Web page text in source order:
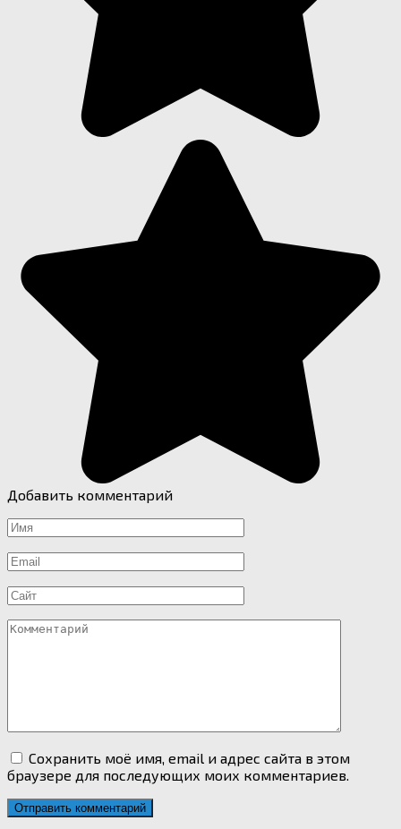
Добавить комментарий
Имя
*
Email
*
Сайт
Комментарий
Сохранить моё имя, email и адрес сайта в этом
браузере для последующих моих комментариев.